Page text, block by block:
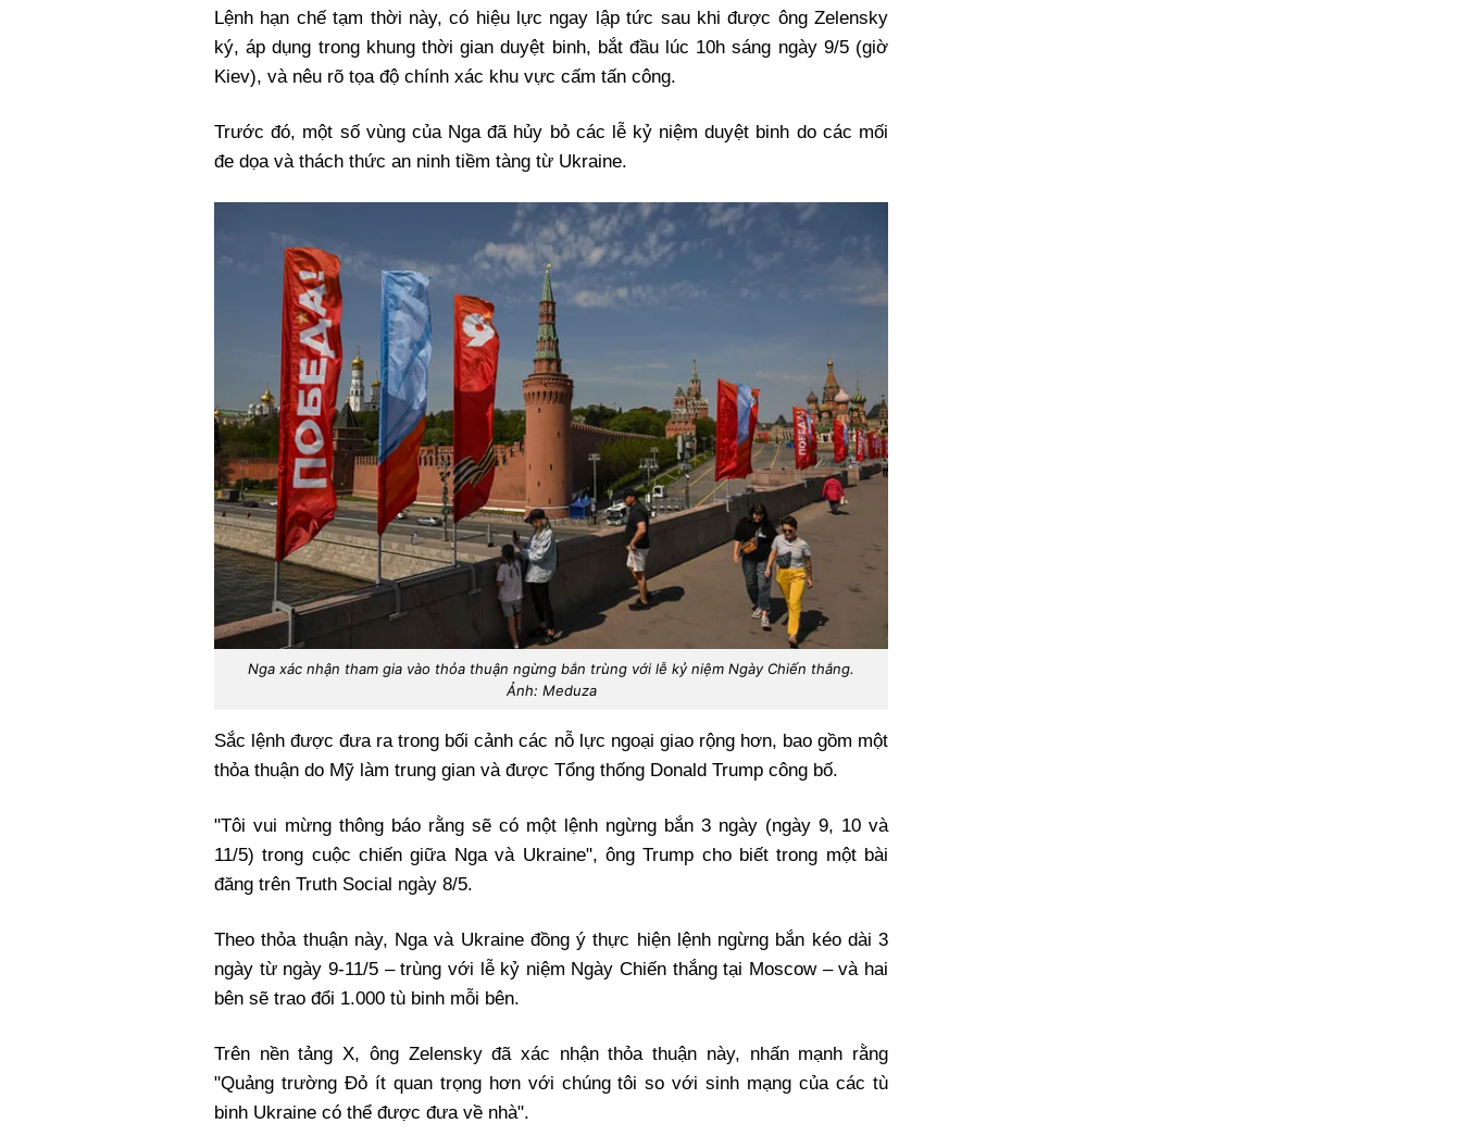
Lệnh hạn chế tạm thời này, có hiệu lực ngay lập tức sau khi được ông Zelensky
ký, áp dụng trong khung thời gian duyệt binh, bắt đầu lúc 10h sáng ngày 9/5 (giờ
Kiev), và nêu rõ tọa độ chính xác khu vực cấm tấn công.
Trước đó, một số vùng của Nga đã hủy bỏ các lễ kỷ niệm duyệt binh do các mối
đe dọa và thách thức an ninh tiềm tàng từ Ukraine.
Nga xác nhận tham gia vào thỏa thuận ngừng bắn trùng với lễ kỷ niệm Ngày Chiến thắng.
Ảnh: Meduza
Sắc lệnh được đưa ra trong bối cảnh các nỗ lực ngoại giao rộng hơn, bao gồm một
thỏa thuận do Mỹ làm trung gian và được Tổng thống Donald Trump công bố.
"Tôi vui mừng thông báo rằng sẽ có một lệnh ngừng bắn 3 ngày (ngày 9, 10 và
11/5) trong cuộc chiến giữa Nga và Ukraine", ông Trump cho biết trong một bài
đăng trên Truth Social ngày 8/5.
Theo thỏa thuận này, Nga và Ukraine đồng ý thực hiện lệnh ngừng bắn kéo dài 3
ngày từ ngày 9-11/5 – trùng với lễ kỷ niệm Ngày Chiến thắng tại Moscow – và hai
bên sẽ trao đổi 1.000 tù binh mỗi bên.
Trên nền tảng X, ông Zelensky đã xác nhận thỏa thuận này, nhấn mạnh rằng
"Quảng trường Đỏ ít quan trọng hơn với chúng tôi so với sinh mạng của các tù
binh Ukraine có thể được đưa về nhà".